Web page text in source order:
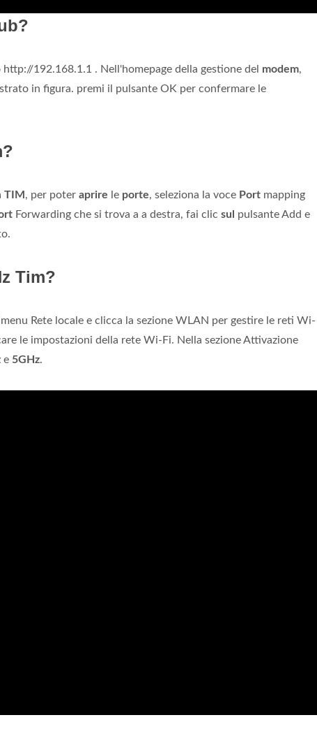
192.168.1.1 . Nell'homepage della gestione del modem,
in figura. premi il pulsante OK per confermare le
TIM , per poter aprire le porte, seleziona la voce Port mapping
Forwarding che si trova a a destra, fai clic sul
pulsante Add e
Tim?
Rete locale e clicca la sezione WLAN per gestire le reti Wi-
le impostazioni della rete Wi-Fi. Nella sezione Attivazione
e 5GHz.